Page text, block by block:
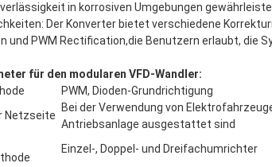
in korrosiven Umgebungen
Der Konverter bietet verschiedene
und PWM Rectification,die Benutzern erlaubt, die
für den modularen VFD-Wandler:
PWM, Dioden-Grundrichtigung
Netzseite
Bei der Verwendung von
Antriebsanlage ausgestattet sind
Einzel-, Doppel- und Dreifachumrichter